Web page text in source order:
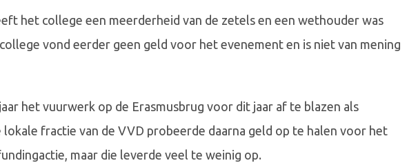
het college een meerderheid van de zetels en een wethouder was
vond eerder geen geld voor het evenement en is niet van mening
het vuurwerk op de Erasmusbrug voor dit jaar af te blazen als
lokale fractie van de VVD probeerde daarna geld op te halen voor het
maar die leverde veel te weinig op.